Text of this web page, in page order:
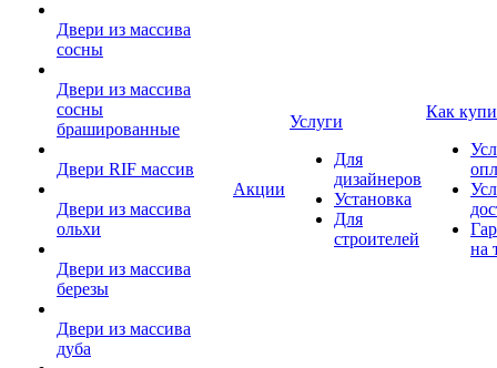
Двери из массива
сосны
Двери из массива
сосны
брашированные
Двери RIF массив
Двери из массива
ольхи
Двери из массива
березы
Двери из массива
дуба
Акции
Услуги
Для
дизайнеров
Установка
Для
строителей
Как
на